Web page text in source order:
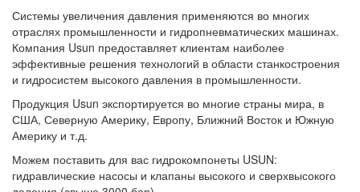
Системы увеличения давления применяются во многих
отраслях промышленности и гидропневматических машинах.
Компания Usun предоставляет клиентам наиболее
эффективные решения технологий в области станкостроения
и гидросистем высокого давления в промышленности.
Продукция Usun экспортируется во многие страны мира, в
США, Северную Америку, Европу, Ближний Восток и Южную
Америку и т.д.
Можем поставить для вас гидрокомпонеты USUN:
гидравлические насосы и клапаны высокого и сверхвысокого